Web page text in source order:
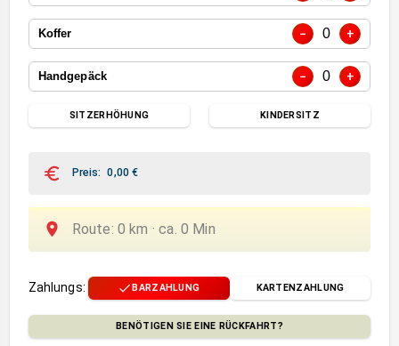
Koffer − 0 +
Handgepäck − 0 +
SITZERHÖHUNG KINDERSITZ
Preis: 0,00€
Route: 0 km ·ca. 0 Min
Zahlungs: BARZAHLUNG KARTENZAHLUNG
BENÖTIGEN SIE EINE RÜCKFAHRT?